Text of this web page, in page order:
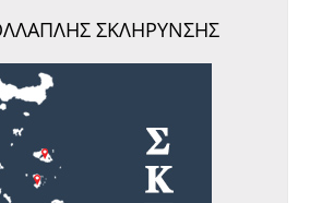
ΣΚΛΗΡΥΝΣΗΣ